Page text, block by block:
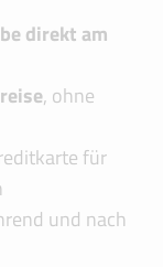
direkt am
, ohne
für
und nach